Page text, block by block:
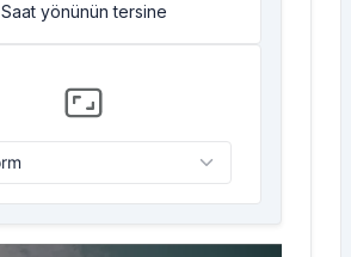
Saat yönünün tersine